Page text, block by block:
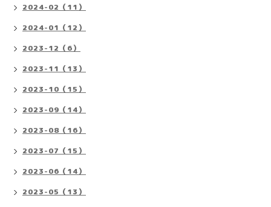
2024-02（11）
2024-01（12）
2023-12（6）
2023-11（13）
2023-10（15）
2023-09（14）
2023-08（16）
2023-07（15）
2023-06（14）
2023-05（13）